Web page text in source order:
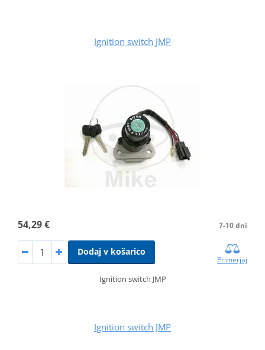
Ignition switch JMP
54,29 € 7-10 dni
Dodaj v košarico
Primerjaj
Ignition switch JMP
Ignition switch JMP